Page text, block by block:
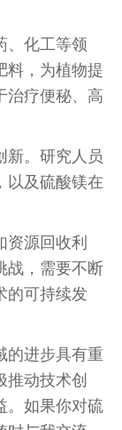
、化工等领
料，为植物提
治疗便秘、高
新。研究人员
以及硫酸镁在
资源回收利
战，需要不断
的可持续发
的进步具有重
推动技术创
。如果你对硫